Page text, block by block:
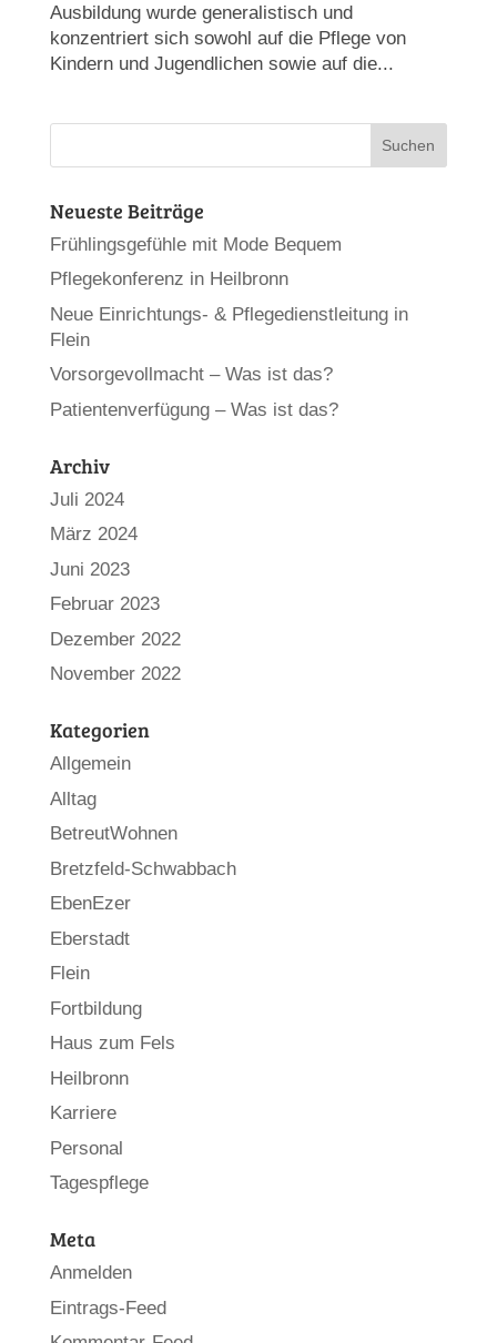
Ausbildung wurde generalistisch und
konzentriert sich sowohl auf die Pflege von
Kindern und Jugendlichen sowie auf die...
Neueste Beiträge
Frühlingsgefühle mit Mode Bequem
Pflegekonferenz in Heilbronn
Neue Einrichtungs- & Pflegedienstleitung in
Flein
Vorsorgevollmacht – Was ist das?
Patientenverfügung – Was ist das?
Archiv
Juli 2024
März 2024
Juni 2023
Februar 2023
Dezember 2022
November 2022
Kategorien
Allgemein
Alltag
BetreutWohnen
Bretzfeld-Schwabbach
EbenEzer
Eberstadt
Flein
Fortbildung
Haus zum Fels
Heilbronn
Karriere
Personal
Tagespflege
Meta
Anmelden
Eintrags-Feed